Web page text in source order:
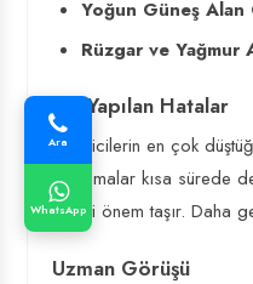
Yoğun Güneş Alan
Rüzgar ve Yağmur
Sık Yapılan Hatalar
Tüketicilerin en çok
kaplamalar kısa sürede
hayati önem taşır. Daha
Uzman Görüşü
Ara
WhatsApp